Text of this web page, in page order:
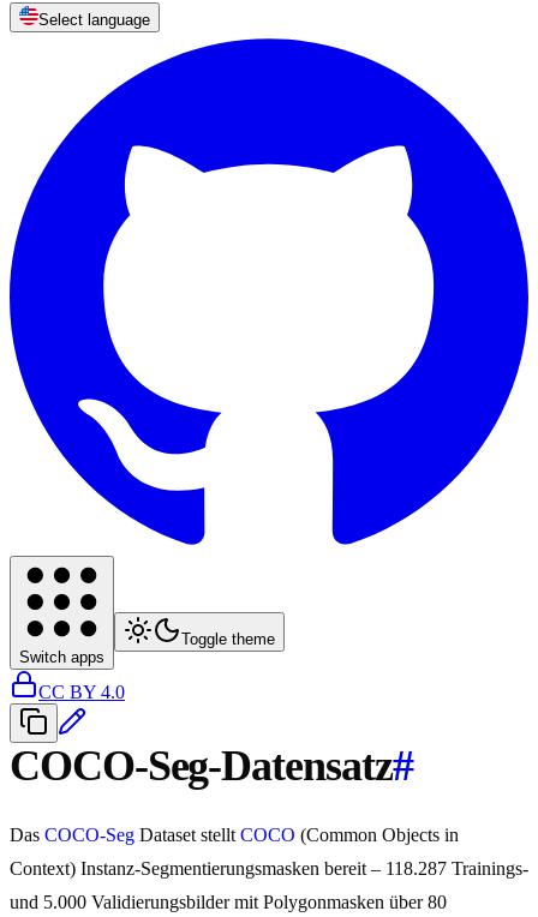
Select language
Switch apps
Toggle theme
CC BY 4.0
COCO-Seg-Datensatz#
Das COCO-Seg Dataset stellt COCO (Common Objects in
Context) Instanz-Segmentierungsmasken bereit – 118.287 Trainings-
und 5.000 Validierungsbilder mit Polygonmasken über 80